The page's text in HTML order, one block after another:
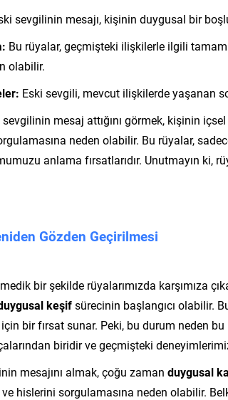
sevgilinin mesajı, kişinin duygusal bir
Bu rüyalar, geçmişteki ilişkilerle ilgili
olabilir.
Eski sevgili, mevcut ilişkilerde yaşanan
mesaj attığını görmek, kişinin
neden olabilir. Bu rüyalar,
anlama fırsatlarıdır. Unutmayın ki,
Gözden Geçirilmesi
bir şekilde rüyalarımızda karşımıza
keşifsürecinin başlangıcı olabilir.
bir fırsat sunar. Peki, bu durum neden
biridir ve geçmişteki
mesajını almak, çoğu zaman duygusal
hislerini sorgulamasına neden olabilir.